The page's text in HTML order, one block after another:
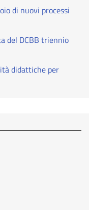
di nuovi processi
del DCBB triennio
didattiche per